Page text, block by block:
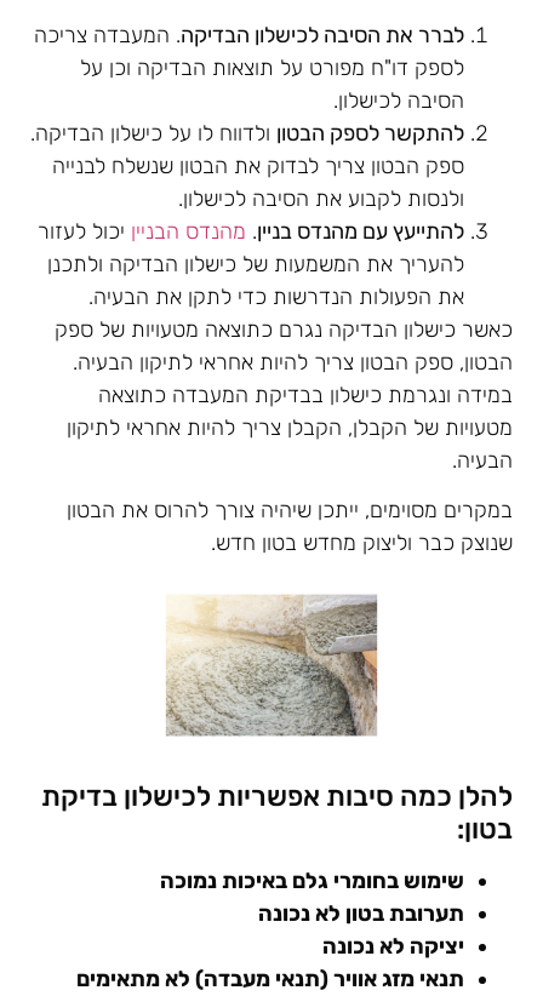
לברר את הסיבה לכישלון הבדיקה. המעבדה צריכה
לספק דו"ח מפורט על תוצאות הבדיקה וכן על
הסיבה לכישלון.
להתקשר לספק הבטון ולדווח לו על כישלון הבדיקה.
ספק הבטון צריך לבדוק את הבטון שנשלח לבנייה
ולנסות לקבוע את הסיבה לכישלון.
להתייעץ עם מהנדס בניין. מהנדס הבניין יכול לעזור
להעריך את המשמעות של כישלון הבדיקה ולתכנן
את הפעולות הנדרשות כדי לתקן את הבעיה.
כאשר כישלון הבדיקה נגרם כתוצאה מטעויות של ספק
הבטון, ספק הבטון צריך להיות אחראי לתיקון הבעיה.
במידה ונגרמת כישלון בבדיקת המעבדה כתוצאה
מטעויות של הקבלן, הקבלן צריך להיות אחראי לתיקון
הבעיה.
במקרים מסוימים, ייתכן שיהיה צורך להרוס את הבטון
שנוצק כבר וליצוק מחדש בטון חדש.
להלן כמה סיבות אפשריות לכישלון בדיקת
בטון:
שימוש בחומרי גלם באיכות נמוכה
תערובת בטון לא נכונה
יציקה לא נכונה
תנאי מזג אוויר (תנאי מעבדה) לא מתאימים